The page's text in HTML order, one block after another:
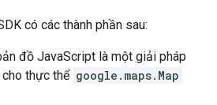
có các thành phần sau:
đồ JavaScript là một giải pháp
thực thể google.maps.Map